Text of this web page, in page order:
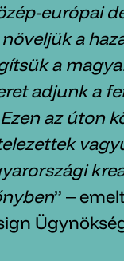
európai
a
a
adjunk a
az úton
” ‒